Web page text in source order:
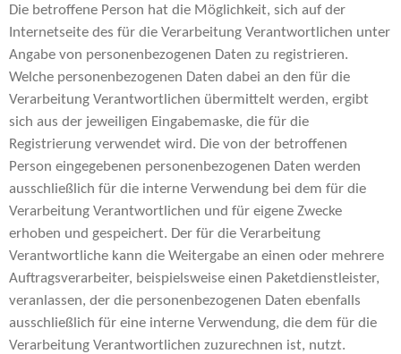
Die betroffene Person hat die Möglichkeit, sich auf der
Internetseite des für die Verarbeitung Verantwortlichen unter
Angabe von personenbezogenen Daten zu registrieren.
Welche personenbezogenen Daten dabei an den für die
Verarbeitung Verantwortlichen übermittelt werden, ergibt
sich aus der jeweiligen Eingabemaske, die für die
Registrierung verwendet wird. Die von der betroffenen
Person eingegebenen personenbezogenen Daten werden
ausschließlich für die interne Verwendung bei dem für die
Verarbeitung Verantwortlichen und für eigene Zwecke
erhoben und gespeichert. Der für die Verarbeitung
Verantwortliche kann die Weitergabe an einen oder mehrere
Auftragsverarbeiter, beispielsweise einen Paketdienstleister,
veranlassen, der die personenbezogenen Daten ebenfalls
ausschließlich für eine interne Verwendung, die dem für die
Verarbeitung Verantwortlichen zuzurechnen ist, nutzt.